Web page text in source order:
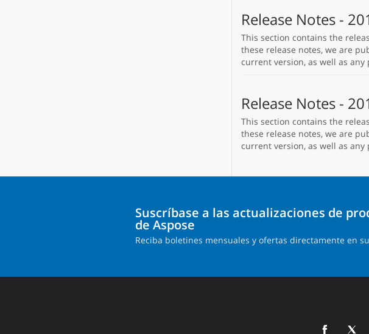
Release Notes -
This section contains the
these release notes, we are
current version, as well as
Release Notes -
This section contains the
these release notes, we are
current version, as well as
Suscríbase a las actualizaciones de
de Aspose
Reciba boletines mensuales y ofertas directamente en